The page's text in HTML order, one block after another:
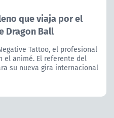
que viaja por el
Dragon Ball
Tattoo, el profesional
el animé. El referente del
su nueva gira internacional